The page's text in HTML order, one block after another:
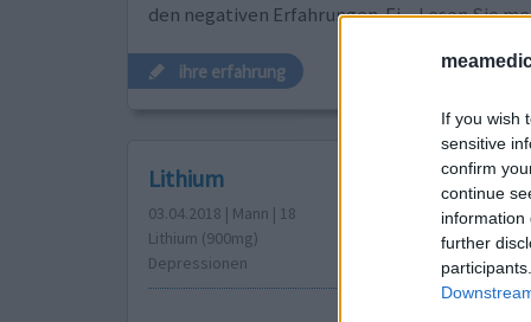
If you wish
sensitive
confirm
continue
information
further
den negativen Erfahrungen. Ei... Lesen Sie
ihre erfahrung
Lithium
03.04.2018 | Mann | 18
Lithium (900mg)
Depressionen